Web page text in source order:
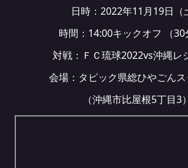
日時：2022年11月19日（
時間：14:00キックオフ （30
対戦：ＦＣ琉球2022vs沖縄レ
会場：タピック県総ひやごん
（沖縄市比屋根5丁目3）